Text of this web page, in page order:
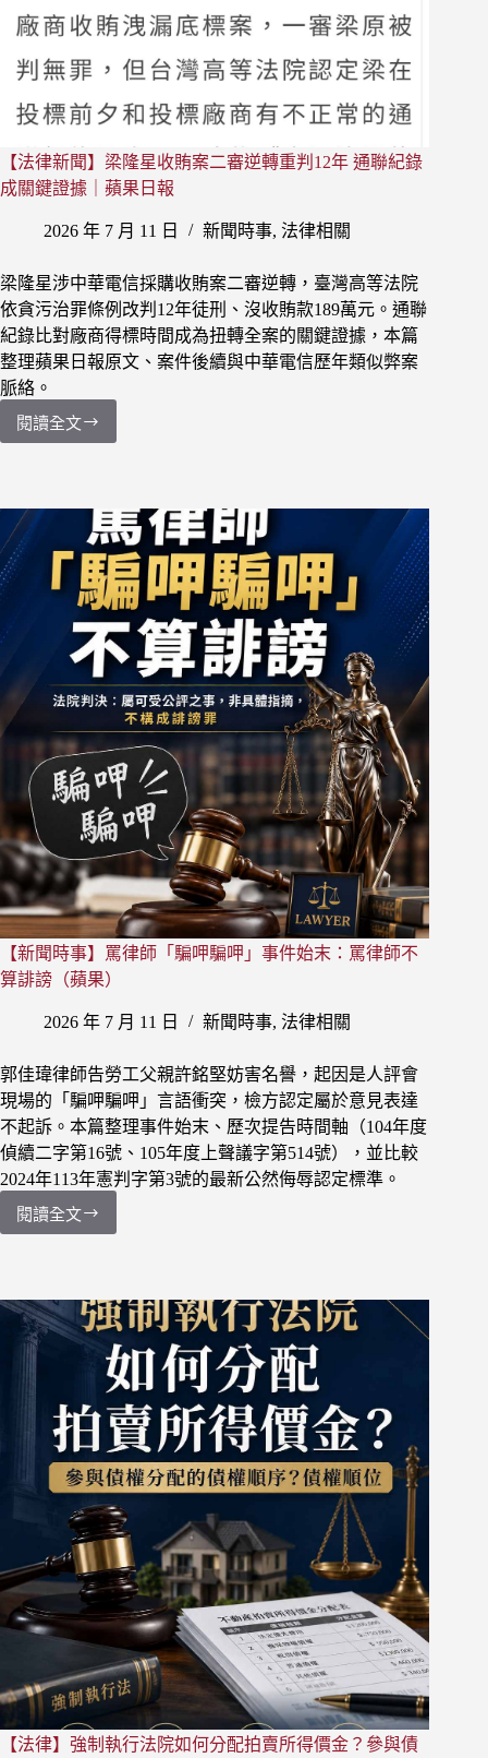
104
度
續
字
第
號
起
訴
處
分
【法律新聞】梁隆星收賄案二審逆轉重判12年 通聯紀錄
成關鍵證據｜蘋果日報
2026 年 7 月 11 日 新聞時事, 法律相關
梁隆星涉中華電信採購收賄案二審逆轉，臺灣高等法院
依貪污治罪條例改判12年徒刑、沒收賄款189萬元。通聯
紀錄比對廠商得標時間成為扭轉全案的關鍵證據，本篇
整理蘋果日報原文、案件後續與中華電信歷年類似弊案
脈絡。
閱讀全文
【法
隆
星
收
案
二
審
逆
轉
重
判
12
聯
紀
錄
成
關
鍵
據
蘋
果
日
報
【新聞時事】罵律師「騙呷騙呷」事件始末：罵律師不
算誹謗（蘋果）
2026 年 7 月 11 日 新聞時事, 法律相關
郭佳瑋律師告勞工父親許銘堅妨害名譽，起因是人評會
現場的「騙呷騙呷」言語衝突，檢方認定屬於意見表達
不起訴。本篇整理事件始末、歷次提告時間軸（104年度
偵續二字第16號、105年度上聲議字第514號），並比較
2024年113年憲判字第3號的最新公然侮辱認定標準。
閱讀全文
【新
罵
律
呷
騙
呷」
事
件
始
末：
罵
律
師
不
誹
謗
（蘋
果）
【法律】強制執行法院如何分配拍賣所得價金？參與債